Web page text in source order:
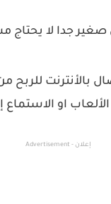
جدا لا يحتاج
بالأنترنت
او
إعلان - Advertisement